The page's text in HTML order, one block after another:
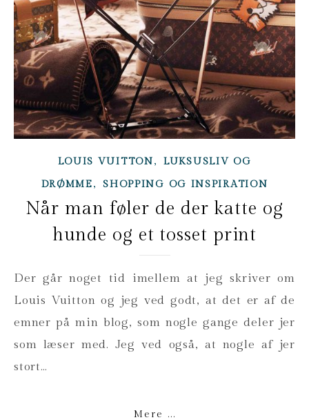
LOUIS VUITTON,LUKSUSLIV OG
DRØMME,SHOPPING OG INSPIRATION
Når man føler de der katte og
hunde og et tosset print
Der går noget tid imellem at jeg skriver om
Louis Vuitton og jeg ved godt, at det er af de
emner på min blog, som nogle gange deler jer
som læser med. Jeg ved også, at nogle af jer
stort…
Mere ...